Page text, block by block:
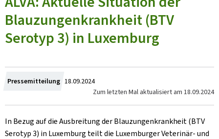
Blauzungenkrankheit (BTV
Serotyp 3) in Luxemburg
Pressemitteilung Crée
18.09.2024
Zum letzten Mal aktualisiert am 18.09.2024
In Bezug auf die Ausbreitung der Blauzungenkrankheit (BTV
Serotyp 3) in Luxemburg teilt die Luxemburger Veterinär- und